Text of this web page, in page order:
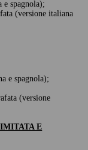
e spagnola);
(versione italiana
e spagnola);
(versione
E